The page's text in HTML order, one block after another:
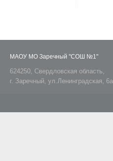
МАОУ МО Заречный "СОШ №1"
624250, Свердловская область,
г. Заречный, ул.Ленинградская, 6а